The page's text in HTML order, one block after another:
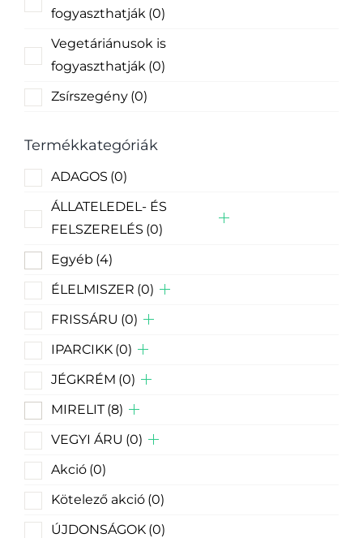
fogyaszthatják (0)
Vegetáriánusok is
fogyaszthatják (0)
Zsírszegény (0)
Termékkategóriák
ADAGOS (0)
ÁLLATELEDEL- ÉS
FELSZERELÉS (0)
Egyéb (4)
ÉLELMISZER (0)
FRISSÁRU (0)
IPARCIKK (0)
JÉGKRÉM (0)
MIRELIT (8)
VEGYI ÁRU (0)
Akció (0)
Kötelező akció (0)
ÚJDONSÁGOK (0)